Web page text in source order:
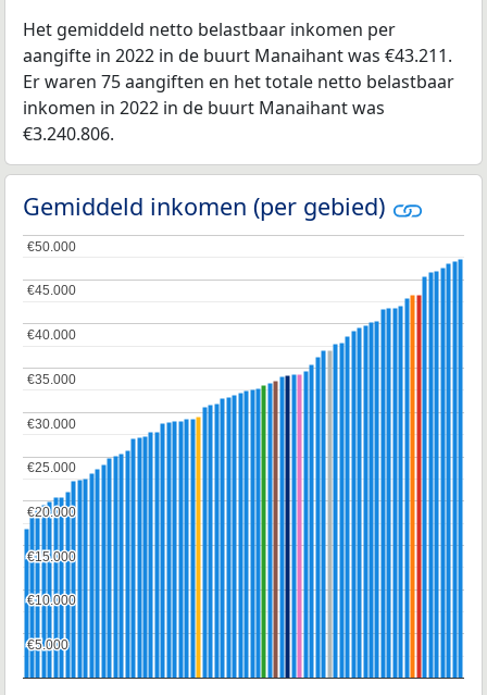
Het gemiddeld netto belastbaar inkomen per
aangifte in 2022 in de buurt Manaihant was €43.211.
Er waren 75 aangiften en het totale netto belastbaar
inkomen in 2022 in de buurt Manaihant was
€3.240.806.
Gemiddeld inkomen (per gebied)
€5.000
€5.000
€10.000
€10.000
€15.000
€15.000
€20.000
€20.000
€25.000
€25.000
€30.000
€30.000
€35.000
€35.000
€40.000
€40.000
€45.000
€45.000
€50.000
€50.000